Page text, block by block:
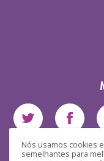
Nós usamos cookies
semelhantes para